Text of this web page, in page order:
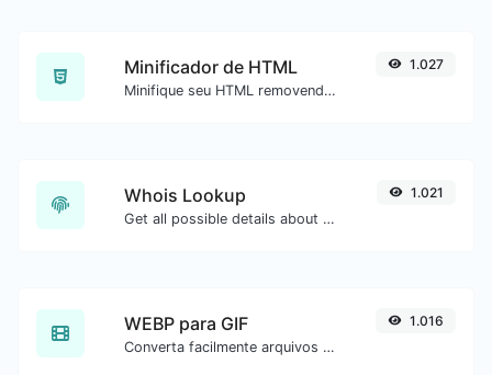
Minificador de HTML
Minifique seu HTML removendo todos os caracteres desnecessários.
1.027
Whois Lookup
Get all possible details about a domain name.
1.021
WEBP para GIF
Converta facilmente arquivos de imagem WEBP para GIF.
1.016